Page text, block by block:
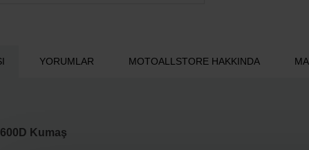
YORUMLAR MOTOALLSTORE HAKKINDA
Kumaş